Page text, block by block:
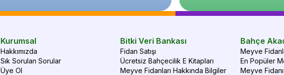
Kurumsal
Hakkımızda
Sık Sorulan Sorular
Üye Ol
Bitki Veri Bankası
Fidan Satışı
Ücretsiz Bahçecilik E Kitapları
Meyve Fidanları Hakkında Bilgiler
Bahçe
Meyve
En Popüler
Meyve